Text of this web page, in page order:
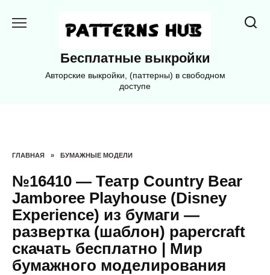
Бесплатные выкройки
Авторские выкройки, (паттерны) в свободном
доступе
ГЛАВНАЯ » БУМАЖНЫЕ МОДЕЛИ
№16410 — Театр Country Bear
Jamboree Playhouse (Disney
Experience) из бумаги —
развертка (шаблон) papercraft
скачать бесплатно | Мир
бумажного моделирования